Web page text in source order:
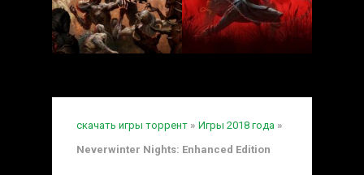
скачать игры торрент » Игры 2018 года »
Neverwinter Nights: Enhanced Edition